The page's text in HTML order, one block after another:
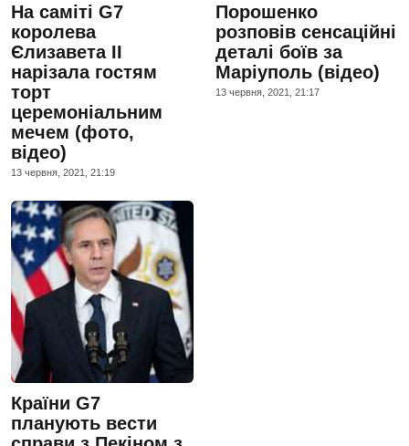
На саміті G7
королева
Єлизавета II
нарізала гостям
торт
церемоніальним
мечем (фото,
відео)
13 червня, 2021, 21:19
Порошенко
розповів сенсаційні
деталі боїв за
Маріуполь (відео)
13 червня, 2021, 21:17
Країни G7
планують вести